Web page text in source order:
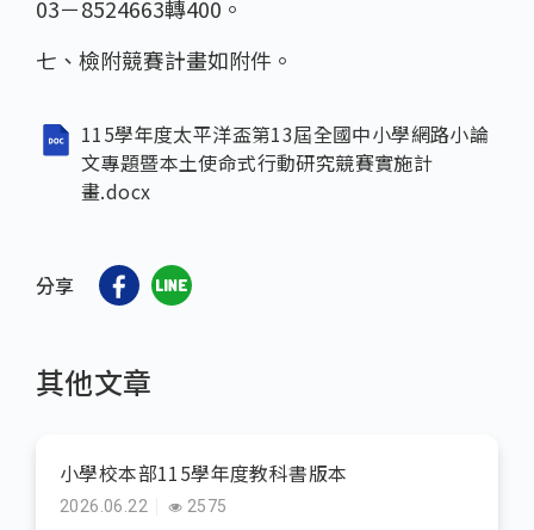
03－8524663轉400。
七、檢附競賽計畫如附件。
115學年度太平洋盃第13屆全國中小學網路小論
文專題暨本土使命式行動研究競賽實施計
畫.docx
分享
其他文章
小學校本部115學年度教科書版本
2026.06.22 2575